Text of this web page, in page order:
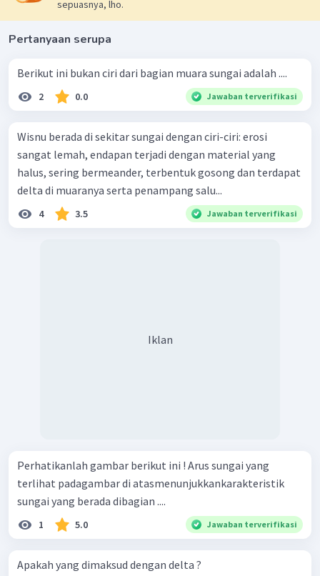
sepuasnya, lho.
Pertanyaan serupa
Berikut ini bukan ciri dari bagian muara sungai adalah ....
2 0.0 Jawaban terverifikasi
Wisnu berada di sekitar sungai dengan ciri-ciri: erosi
sangat lemah, endapan terjadi dengan material yang
halus, sering bermeander, terbentuk gosong dan terdapat
delta di muaranya serta penampang salu...
4 3.5 Jawaban terverifikasi
Iklan
Perhatikanlah gambar berikut ini ! Arus sungai yang
terlihat padagambar di atasmenunjukkankarakteristik
sungai yang berada dibagian ....
1 5.0 Jawaban terverifikasi
Apakah yang dimaksud dengan delta ?